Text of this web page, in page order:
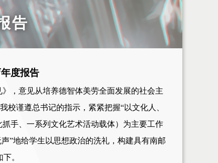
告
度报告
， 意见从培养德智体美劳全面发展的社会主
校谨遵总书记的指示，紧紧把握“以文化人、
手、一系列文化艺术活动载体）为主要工作
”地给学生以思想政治的洗礼，构建具有南邮
。